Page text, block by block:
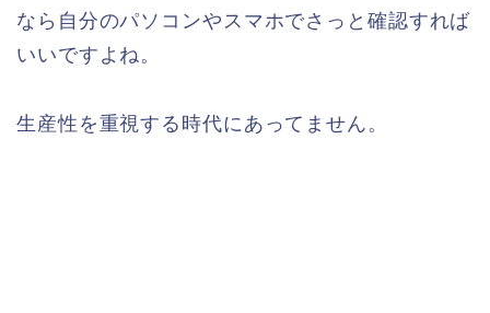
なら自分のパソコンやスマホでさっと確認すれば
いいですよね。
生産性を重視する時代にあってません。